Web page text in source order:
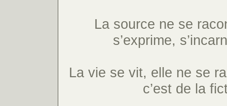
La source ne se
s’exprime,
La vie se vit, elle ne se
c’est de la